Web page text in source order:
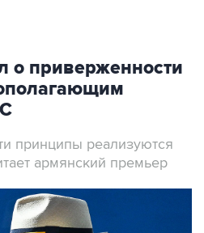
о приверженности
принципы реализуются
армянский премьер